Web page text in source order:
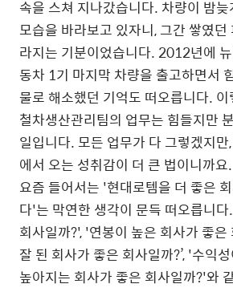
속을 스쳐 지나갔습니다. 차량이 밤
모습을 바라보고 있자니, 그간 쌓였
라지는 기분이었습니다. 2012년에
동차 1기 마지막 차량을 출고하면서
물로 해소했던 기억도 떠오릅니다.
철차생산관리팀의 업무는 힘들지만
일입니다. 모든 업무가 다 그렇겠지
에서 오는 성취감이 더 큰 법이니까요.
요즘 들어서는 '현대로템을 더 좋은
다'는 막연한 생각이 문득 떠오릅니
회사일까?', '연봉이 높은 회사가 좋
잘 된 회사가 좋은 회사일까?’, '수익
높아지는 회사가 좋은 회사일까?'와